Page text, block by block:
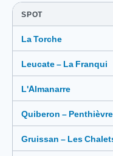
SPOT
La Torche
Leucate – La Franqui
L'Almanarre
Quiberon – Penthièvre
Gruissan – Les